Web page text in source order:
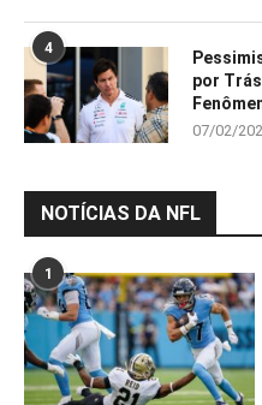
4
por
07/02/
NOTÍCIAS DA NFL
1